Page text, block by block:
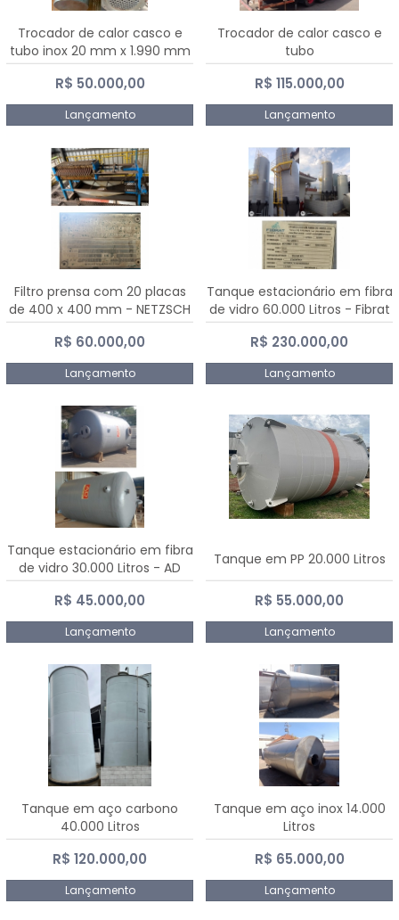
Trocador de calor casco e
tubo inox 20 mm x 1.990 mm
R$ 50.000,00
Lançamento
Trocador de calor casco e
tubo
R$ 115.000,00
Lançamento
Filtro prensa com 20 placas
de 400 x 400 mm - NETZSCH
R$ 60.000,00
Lançamento
Tanque estacionário em fibra
de vidro 60.000 Litros - Fibrat
R$ 230.000,00
Lançamento
Tanque estacionário em fibra
de vidro 30.000 Litros - AD
Fibras
R$ 45.000,00
Lançamento
Tanque em PP 20.000 Litros
R$ 55.000,00
Lançamento
Tanque em aço carbono
40.000 Litros
R$ 120.000,00
Lançamento
Tanque em aço inox 14.000
Litros
R$ 65.000,00
Lançamento